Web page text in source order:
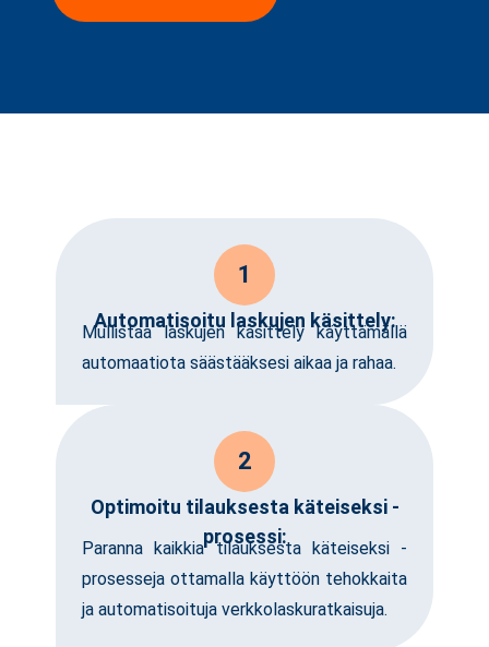
1
Automatisoitu laskujen käsittely:
Mullistaa laskujen käsittely käyttämällä
automaatiota säästääksesi aikaa ja rahaa.
2
Optimoitu tilauksesta käteiseksi -
prosessi:
Paranna kaikkia tilauksesta käteiseksi -
prosesseja ottamalla käyttöön tehokkaita
ja automatisoituja verkkolaskuratkaisuja.